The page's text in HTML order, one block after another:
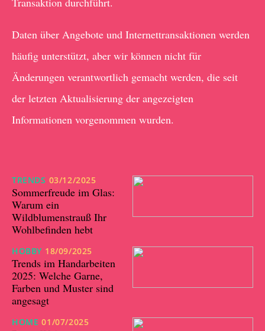
Daten über Angebote und Internettransaktionen werden
häufig unterstützt, aber wir können nicht für
Änderungen verantwortlich gemacht werden, die seit
der letzten Aktualisierung der angezeigten
Informationen vorgenommen wurden.
TRENDS 03/12/2025
Sommerfreude im Glas:
Warum ein
Wildblumenstrauß Ihr
Wohlbefinden hebt
HOBBY 18/09/2025
Trends im Handarbeiten
2025: Welche Garne,
Farben und Muster sind
angesagt
HOME 01/07/2025